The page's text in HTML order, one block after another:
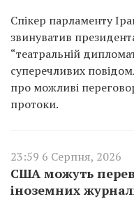
Спікер парламенту
звинуватив
“театральній
суперечливих
про можливі
протоки.
23:59 6 Серпня, 2026
США можуть
іноземних